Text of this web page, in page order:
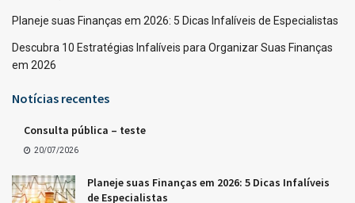
Planeje suas Finanças em 2026: 5 Dicas Infalíveis de Especialistas
Descubra 10 Estratégias Infalíveis para Organizar Suas Finanças
em 2026
Notícias recentes
Consulta pública – teste
20/07/2026
Planeje suas Finanças em 2026: 5 Dicas Infalíveis
de Especialistas